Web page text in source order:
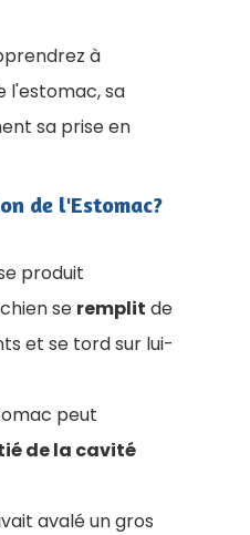
à
l'estomac, sa
sa prise en
de l'Estomac?
produit
se remplit de
et se tord sur lui-
peut
de la cavité
avalé un gros